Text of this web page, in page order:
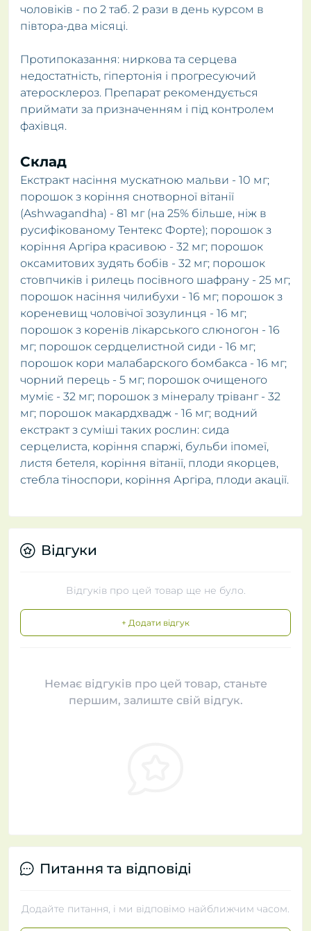
чоловіків - по 2 таб. 2 рази в день курсом в
півтора-два місяці.
Протипоказання: ниркова та серцева
недостатність, гіпертонія і прогресуючий
атеросклероз. Препарат рекомендується
приймати за призначенням і під контролем
фахівця.
Склад
Екстракт насіння мускатною мальви - 10 мг;
порошок з коріння снотворної вітанії
(Ashwagandha) - 81 мг (на 25% більше, ніж в
русифікованому Тентекс Форте); порошок з
коріння Аргіра красивою - 32 мг; порошок
оксамитових зудять бобів - 32 мг; порошок
стовпчиків і рилець посівного шафрану - 25 мг;
порошок насіння чилибухи - 16 мг; порошок з
кореневищ чоловічої зозулинця - 16 мг;
порошок з коренів лікарського слюногон - 16
мг; порошок сердцелистной сиди - 16 мг;
порошок кори малабарского бомбакса - 16 мг;
чорний перець - 5 мг; порошок очищеного
муміє - 32 мг; порошок з мінералу тріванг - 32
мг; порошок макардхвадж - 16 мг; водний
екстракт з суміші таких рослин: сида
серцелиста, коріння спаржі, бульби іпомеї,
листя бетеля, коріння вітанії, плоди якорцев,
стебла тіноспори, коріння Аргіра, плоди акації.
Відгуки
Відгуків про цей товар ще не було.
+ Додати відгук
Немає відгуків про цей товар, станьте
першим, залиште свій відгук.
Питання та відповіді
Додайте питання, і ми відповімо найближчим часом.